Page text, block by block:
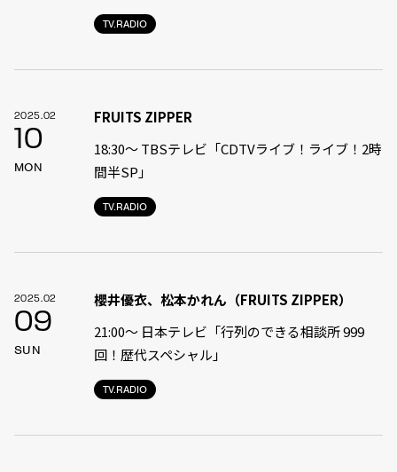
TV.RADIO
2025.02
10
MON
TV.RADIO
FRUITS ZIPPER
18:30〜 TBSテレビ「CDTVライブ！ライブ！2時
間半SP」
2025.02
09
SUN
TV.RADIO
櫻井優衣、松本かれん（FRUITS ZIPPER）
21:00〜 日本テレビ「行列のできる相談所 999
回！歴代スペシャル」